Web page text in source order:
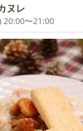
ヌレ
20:00〜21:00